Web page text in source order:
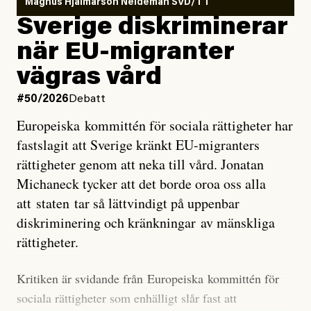
utveckla sig. El Niño är ett återkommande
väderfenomen som uppstår när havsvattnet i delar av
Stilla havet blir ovanligt varmt. Det påverkar vädret
över stora delar av världen och under
forskare allt oftare varnat för att den här El Niñon
Det verkar vara en underdrift, menar nu Zeke
Hausfather.
”Det ser ut som att årets El Niño inte bara med stor
sannolikhet kommer att bli den starkaste sedan
tillförlitliga mätningar inleddes – den kan till och med
marginal”, skriver han.
Magnus Hjalmarson Neideman SVD/TT
Sverige diskriminerar
när EU-migranter
vägras vård
#50/2026 Debatt
Europeiska kommittén för sociala rättigheter har
fastslagit att Sverige kränkt EU-migranters
rättigheter genom att neka till vård. Jonatan
Michaneck tycker att det borde oroa oss alla
att staten tar så lättvindigt på uppenbar
diskriminering och kränkningar av mänskliga
rättigheter.
Kritiken är svidande från Europeiska kommittén för
sociala rättigheter som enhälligt slår fast att